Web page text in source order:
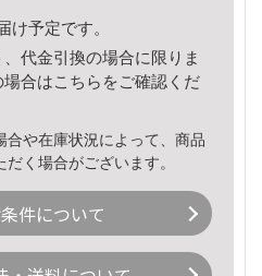
け予定です。
代金引換の場合に限りま
合はこちら をご確認くだ
や在庫状況によって、商品
く場合がございます。
件について